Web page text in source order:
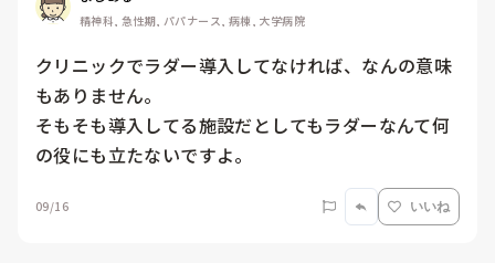
精神科, 急性期, パパナース, 病棟, 大学病院
クリニックでラダー導入してなければ、なんの意味
もありません。
そもそも導入してる施設だとしてもラダーなんて何
の役にも立たないですよ。
09/16 いいね